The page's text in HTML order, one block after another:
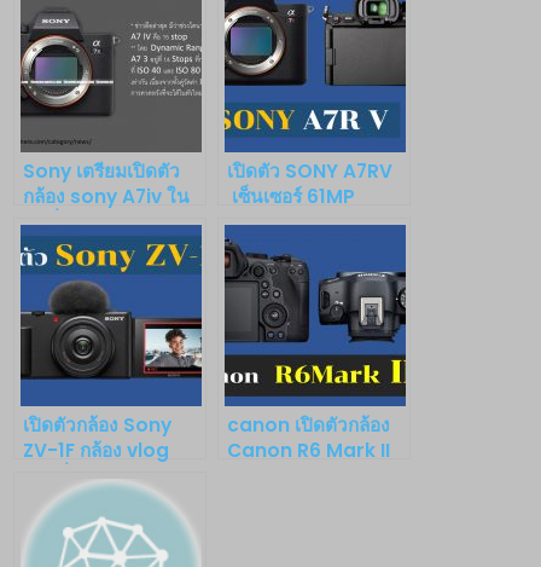
Sony เตรียมเปิดตัว
กล้อง sony A7iv ใน
วันที่ 21 ตุลาคม 2564
เวลา21.00น
เปิดตัว SONY A7RV
เซ็นเซอร์ 61MP
ปรับปรุง AI ถ่าย 8 k
IBIS สูงสุด 8 Stops
เปิดตัวกล้อง Sony
ZV-1F กล้อง vlog
ใหม่ที่ใช้งานง่าย การ
เชื่อมต่อขั้นสูง และเป็น
มิตรต่อสิ่งแวดล้อม
canon เปิดตัวกล้อง
Canon R6 Mark II